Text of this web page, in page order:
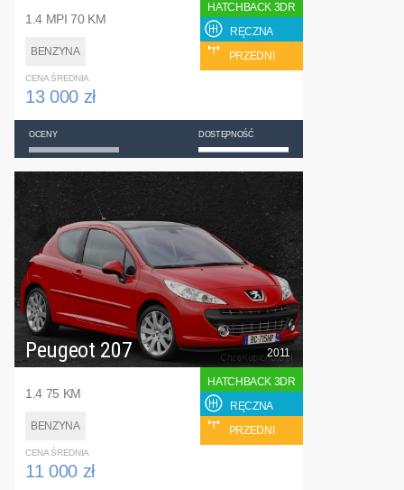
1.4 MPI 70 KM
BENZYNA
HATCHBACK 3DR
RĘCZNA
PRZEDNI
CENA ŚREDNIA
13 000 zł
OCENY DOSTĘPNOŚĆ
Peugeot 207
1.4 75 KM
BENZYNA
2011
HATCHBACK 3DR
RĘCZNA
PRZEDNI
CENA ŚREDNIA
11 000 zł